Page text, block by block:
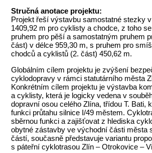
Stručná anotace projektu:
Projekt řeší výstavbu samostatné stezky
1409,92 m pro cyklisty a chodce, z toho
pruhem pro pěší a samostatným pruhem
část) v délce 959,30 m, s pruhem pro
chodců a cyklistů (2. část) 450,62 m.
Globálním cílem projektu je zvýšení
cyklodopravy v rámci statutárního města
Konkrétním cílem projektu je výstavba
a cyklisty, která je logicky vedena v
dopravní osou celého Zlína, třídou T. Bati,
funkci průtahu silnice I/49 městem.
sběrnou funkci a zajišťovat z hlediska
obytné zástavby ve východní části města
částí, současně představuje variantu
s páteřní cyklotrasou Zlín – Otrokovice –